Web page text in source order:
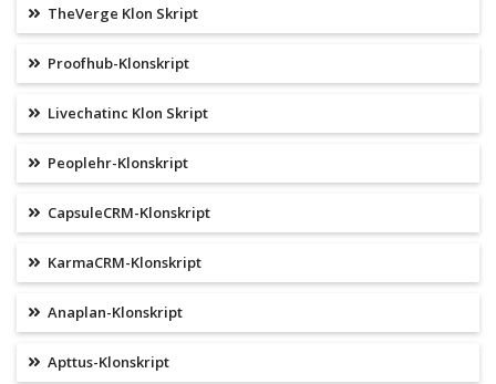
TheVerge Klon Skript
Proofhub-Klonskript
Livechatinc Klon Skript
Peoplehr-Klonskript
CapsuleCRM-Klonskript
KarmaCRM-Klonskript
Anaplan-Klonskript
Apttus-Klonskript